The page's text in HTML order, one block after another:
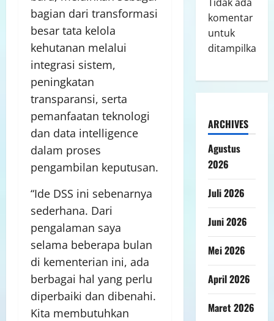
bagian dari transformasi
besar tata kelola
kehutanan melalui
integrasi sistem,
peningkatan
transparansi, serta
pemanfaatan teknologi
dan data intelligence
dalam proses
pengambilan keputusan.
“Ide DSS ini sebenarnya
sederhana. Dari
pengalaman saya
selama beberapa bulan
di kementerian ini, ada
berbagai hal yang perlu
diperbaiki dan dibenahi.
Kita membutuhkan
komentar
untuk
ditampilkan.
ARCHIVES
Agustus
2026
Juli 2026
Juni 2026
Mei 2026
April 2026
Maret 2026